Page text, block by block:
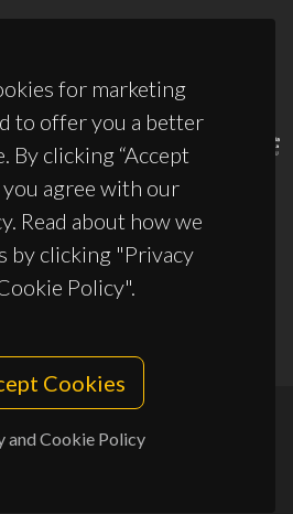
for marketing
to offer you a better
By clicking “Accept
you agree with our
Read about how we
by clicking "Privacy
Policy".
Cookies
and Cookie Policy
UID/PRR/50011/2025) &
UID/PRR2/50011/2025
CICECO